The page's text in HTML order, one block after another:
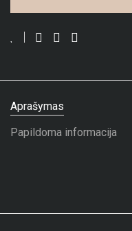
Aprašymas
Papildoma informacija